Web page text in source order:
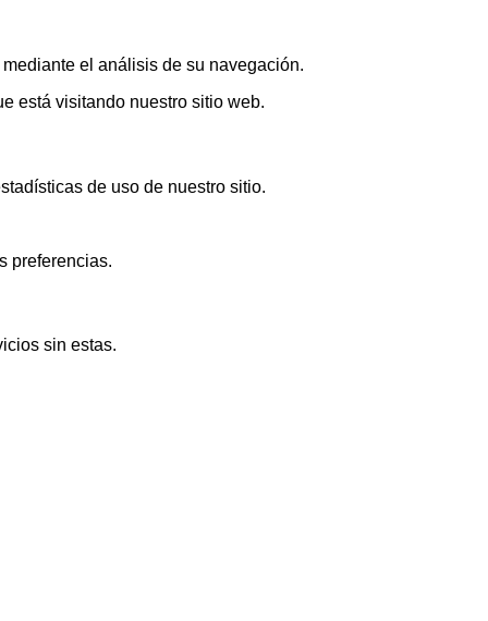
el análisis de su navegación.
está visitando nuestro sitio web.
de uso de nuestro sitio.
preferencias.
sin estas.